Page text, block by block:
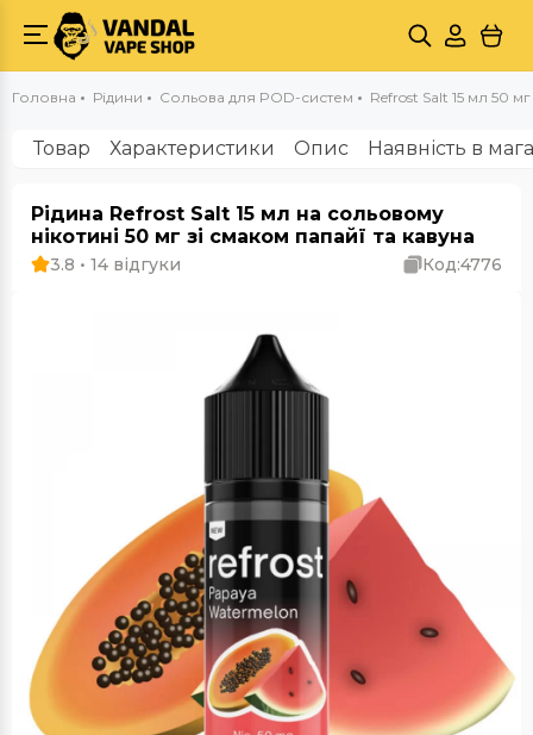
Головна Рідини Сольова для POD-систем Refrost Salt 15 мл 50
Товар Характеристики Опис Наявність в
Рідина Refrost Salt 15 мл на сольовому
нікотині 50 мг зі смаком папайї та кавуна
3.8 • 14 відгуки Код:4776